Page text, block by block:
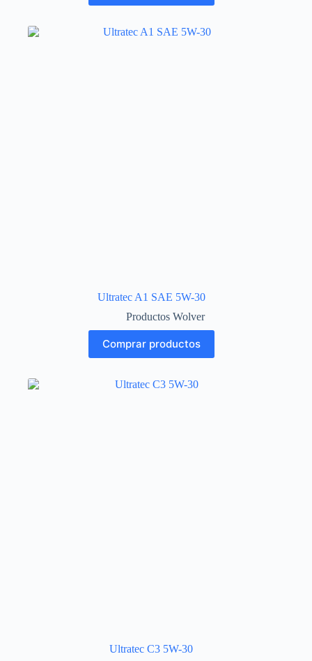
Ultratec A1 SAE 5W-30
Productos Wolver
Comprar productos
Ultratec C3 5W-30